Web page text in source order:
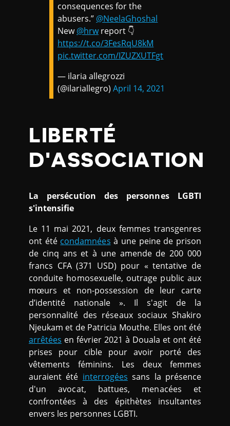
consequences for the
abusers.” @NeelaGhoshal
New@hrwreport 👇
https://t.co/3FesRqU8kM
pic.twitter.com/IZUZXUTFgt
— ilaria allegrozzi
(@ilariallegro)April 14, 2021
LIBERTÉ
D'ASSOCIATION
La persécution des personnes LGBTI
s'intensifie
Le 11 mai 2021, deux femmes transgenres
ont été condamnées à une peine de prison
de cinq ans et à une amende de 200 000
francs CFA (371 USD) pour « tentative de
conduite homosexuelle, outrage public aux
mœurs et non-possession de leur carte
d’identité nationale ». Il s'agit de la
personnalité des réseaux sociaux Shakiro
Njeukam et de Patricia Mouthe. Elles ont été
arrêtées en février 2021 à Douala et ont été
prises pour cible pour avoir porté des
vêtements féminins. Les deux femmes
auraient été interrogées sans la présence
d'un avocat, battues, menacées et
confrontées à des épithètes insultantes
envers les personnes LGBTI.